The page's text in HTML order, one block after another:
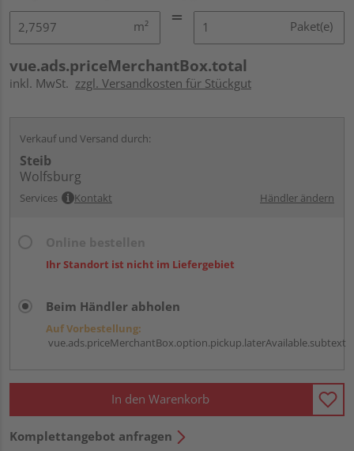
m² Paket(e)
vue.ads.priceMerchantBox.total
inkl. MwSt. zzgl. Versandkosten für Stückgut
Verkauf und Versand durch:
Steib
Wolfsburg
Services Kontakt Händler ändern
Ihr Standort ist nicht im Liefergebiet
Beim Händler abholen
Auf Vorbestellung:
vue.ads.priceMerchantBox.option.pickup.laterAvailable.subtext
In den Warenkorb
Komplettangebot anfragen